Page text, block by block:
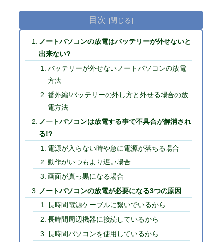
目次
ノートパソコンの放電はバッテリーが外せないと
出来ない?
バッテリーが外せないノートパソコンの放電
方法
番外編!バッテリーの外し方と外せる場合の放
電方法
ノートパソコンは放電する事で不具合が解消され
る!?
電源が入らない時や急に電源が落ちる場合
動作がいつもより遅い場合
画面が真っ黒になる場合
ノートパソコンの放電が必要になる3つの原因
長時間電源ケーブルに繋いでいるから
長時間周辺機器に接続しているから
長時間パソコンを使用しているから